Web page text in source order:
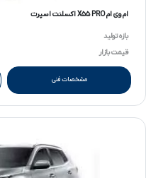
ام وی ام X۵۵ PRO اکسلنت اسپرت
بازه تولید
قیمت بازار
مشخصات فنی